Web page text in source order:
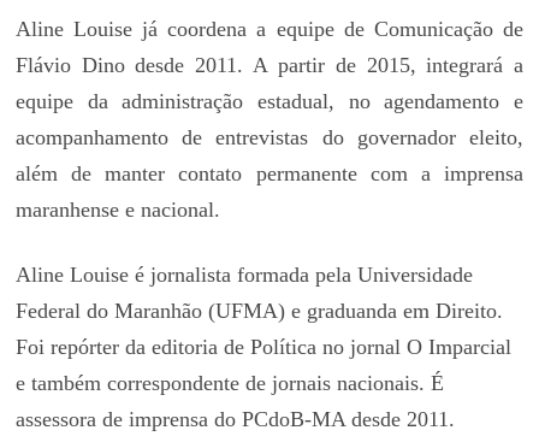
Aline Louise já coordena a equipe de Comunicação de
Flávio Dino desde 2011. A partir de 2015, integrará a
equipe da administração estadual, no agendamento e
acompanhamento de entrevistas do governador eleito,
além de manter contato permanente com a imprensa
maranhense e nacional.
Aline Louise é jornalista formada pela Universidade
Federal do Maranhão (UFMA) e graduanda em Direito.
Foi repórter da editoria de Política no jornal O Imparcial
e também correspondente de jornais nacionais. É
assessora de imprensa do PCdoB-MA desde 2011.